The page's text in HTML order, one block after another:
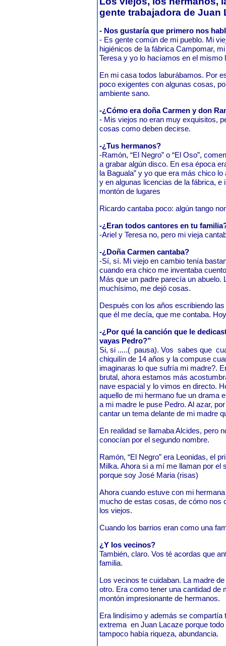
gente trabajadora de Juan
- Nos gustaría que primero nos
- Es gente común de mi pueblo. Mi
higiénicos de la fábrica Campomar,
Teresa y yo lo hacíamos en el mismo
En mi casa todos laburábamos. Por
poco exigentes con algunas cosas,
ambiente sano.
-¿Cómo era doña Carmen y don
- Mis viejos no eran muy exquisitos,
cosas como deben decirse.
-¿Tus hermanos?
-Ramón, “El Negro” o “El Oso”,
a grabar algún disco. En esa época
la Baguala” y yo que era más chico
y en algunas licencias de la fábrica, e
montón de lugares
Ricardo cantaba poco: algún tango
-¿Eran todos cantores en tu
-Ariel y Teresa no, pero mi vieja
-¿Doña Carmen cantaba?
-Sí, sí. Mi viejo en cambio tenía
cuando era chico me inventaba
Más que un padre parecía un abuelo.
muchísimo, me dejó cosas.
Después con los años escribiendo
que él me decía, que me contaba.
-¿Por qué la canción que le
vayas Pedro?”
Si, si .....( pausa). Vos sabes que
chiquilín de 14 años y la compuse
imaginaras lo que sufría mi madre?.
brutal, ahora estamos más
nave espacial y lo vimos en directo.
aquello de mi hermano fue un drama
a mi madre le puse Pedro. Al azar,
cantar un tema delante de mi madre
En realidad se llamaba Alcides, pero
conocían por el segundo nombre.
Ramón, “El Negro” era Leonidas, el
Milka. Ahora si a mí me llaman por el
porque soy José Maria (risas)
Ahora cuando estuve con mi
mucho de estas cosas, de cómo nos
los viejos.
Cuando los barrios eran como una
¿Y los vecinos?
También, claro. Vos té acordas que
familia.
Los vecinos te cuidaban. La madre
otro. Era como tener una cantidad de
montón impresionante de hermanos.
Era lindísimo y además se compartía
extrema en Juan Lacaze porque
tampoco había riqueza, abundancia.